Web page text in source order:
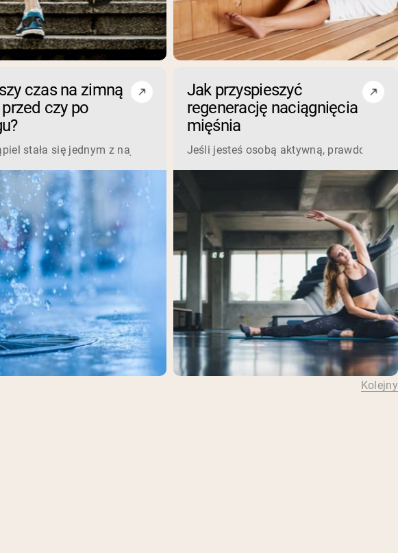
kiedykolwiek rozważałeś wypróbowanie suplementów kolagenowych,
dla regeneracji mięśni i dla wielu osób jest niezwykle relaksujące.
czas na zimną
czy po
stała się jednym z najgorętszych (ironicznie mówiąc) trendów w
Jak przyspieszyć
regenerację naciągnięcia
mięśnia
Jeśli jesteś osobą aktywną,
Kolejny